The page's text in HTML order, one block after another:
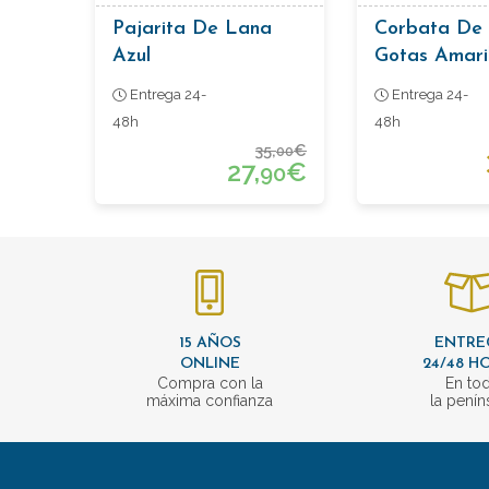
Pajarita De Lana
Azul
Entrega 24-
48h
35,00€
27,90€
Corbata De
Gotas
Entrega 24-
48h
15 AÑOS
ONLINE
Compra con la
máxima confianza
24/48
En
la